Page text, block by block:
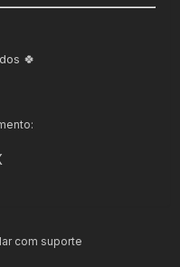
🍀
com suporte